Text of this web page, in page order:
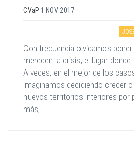
CVaP 1 NOV 2017
Con frecuencia olvidamos
merecen la crisis, el lugar donde
A veces, en el mejor de los
imaginamos decidiendo crecer
nuevos territorios interiores por
más,...